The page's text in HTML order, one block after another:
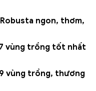
ngon, thơm,
7 vùng trồng tốt nhất
vùng trồng, thương